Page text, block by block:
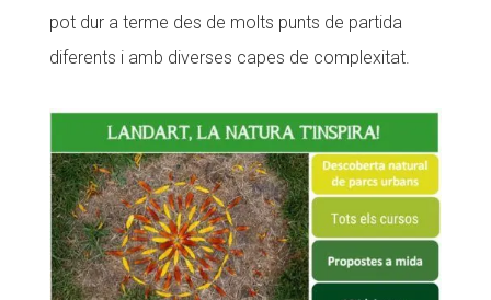
pot dur a terme des de molts punts de partida
diferents i amb diverses capes de complexitat.